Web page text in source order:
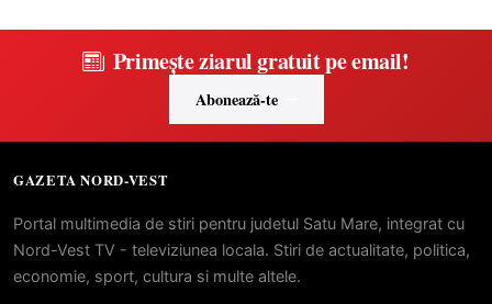
Primește ziarul gratuit pe email!
Abonează-te
GAZETA NORD-VEST
Portal multimedia de stiri pentru judetul Satu Mare, integrat cu
Nord-Vest TV - televiziunea locala. Stiri de actualitate, politica,
economie, sport, cultura si multe altele.